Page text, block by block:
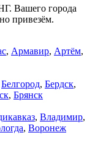
Вашего города
привезём.
, Армавир, Артём,
Белгород, Бердск,
, Брянск
, Владимир,
, Воронеж